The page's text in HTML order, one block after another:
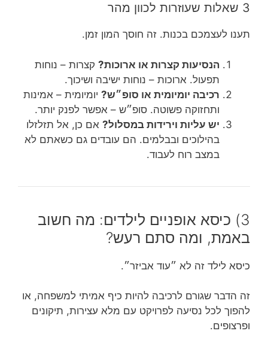
3 שאלות שעוזרות לכוון מהר
תענו לעצמכם בכנות. זה חוסך המון זמן.
הנסיעות קצרות או ארוכות? קצרות – נוחות
תפעול. ארוכות – נוחות ישיבה ושיכוך.
רכיבה יומיומית או סופ״ש? יומיומית – אמינות
ותחזוקה פשוטה. סופ״ש – אפשר לפנק יותר.
יש עליות וירידות במסלול? אם כן, אל תזלזלו
בהילוכים ובבלמים. הם עובדים גם כשאתם לא
במצב רוח לעבוד.
3) כיסא אופניים לילדים: מה חשוב
באמת, ומה סתם רעש?
כיסא לילד זה לא ״עוד אביזר״.
זה הדבר שגורם לרכיבה להיות כיף אמיתי למשפחה, או
להפוך לכל נסיעה לפרויקט עם מלא עצירות, תיקונים
ופרצופים.